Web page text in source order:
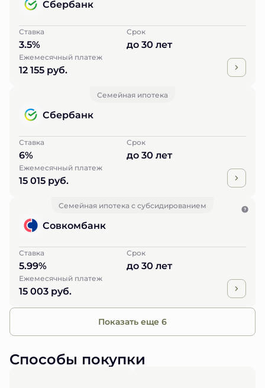
Сбербанк
Ставка
3.5%
Срок
до 30 лет
Ежемесячный платеж
12 155 руб.
Семейная ипотека
Сбербанк
Ставка
6%
Срок
до 30 лет
Ежемесячный платеж
15 015 руб.
Семейная ипотека с субсидированием
Совкомбанк
Ставка
5.99%
Срок
до 30 лет
Ежемесячный платеж
15 003 руб.
Показать еще 6
Способы покупки